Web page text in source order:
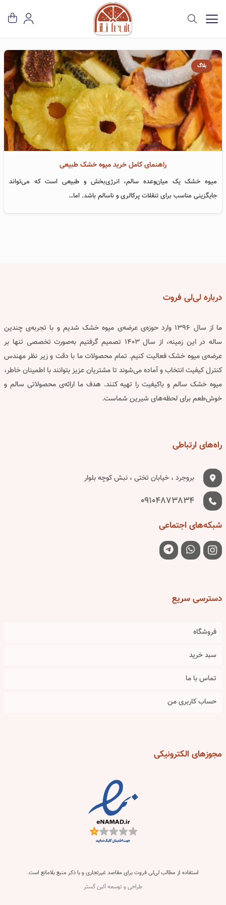
بلاگ
راهنمای کامل خرید میوه خشک طبیعی
میوه خشک یک میان‌وعده سالم، انرژی‌بخش و طبیعی است که می‌تواند
جایگزینی مناسب برای تنقلات پرکالری و ناسالم باشد. اما…
دربارهلی‌لی فروت
ما از سال ۱۳۹۶ وارد حوزه‌ی عرضه‌ی میوه خشک شدیم و با تجربه‌ی چندین
ساله در این زمینه، از سال ۱۴۰۳ تصمیم گرفتیم به‌صورت تخصصی تنها بر
عرضه‌ی میوه خشک فعالیت کنیم. تمام محصولات ما با دقت و زیر نظر مهندس
کنترل کیفیت انتخاب و آماده می‌شوند تا مشتریان عزیز بتوانند با اطمینان خاطر،
میوه خشک سالم و باکیفیت را تهیه کنند. هدف ما ارائه‌ی محصولاتی سالم و
خوش‌طعم برای لحظه‌های شیرین شماست.
راه‌های ارتباطی
بروجرد ، خیابان تختی ، نبش کوچه بلوار
09104873834
شبکه‌های اجتماعی
دسترسیسریع
فروشگاه
سبد خرید
تماس با ما
حساب کاربری من
مجوزهای الکترونیکی
استفاده از مطالب لی‌لی فروت برای مقاصد غیرتجاری و با ذکر منبع بلامانع است.
طراحی و توسعه آئین گستر